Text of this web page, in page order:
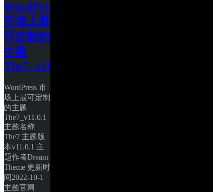
WordPress
市场上最
可定制的
主题
The7_v11.0.1
WordPress 市
场上最可定制
的主题
The7_v11.0.1
主题名称
The7 主题版
本v11.0.1 主
题作者Dream-
Theme 更新时
间2022-10-1
主题官网